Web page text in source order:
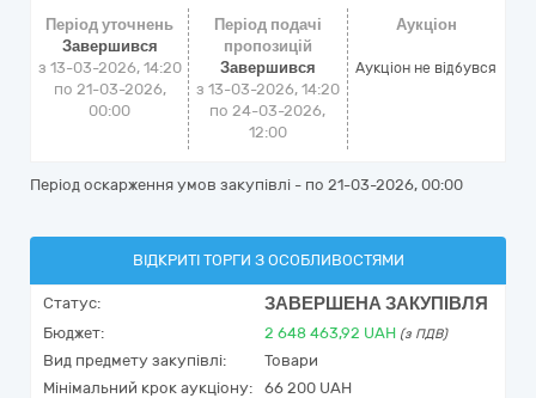
Період уточнень
Завершився
з 13-03-2026, 14:20
по 21-03-2026,
00:00
Період подачі
пропозицій
Завершився
з 13-03-2026, 14:20
по 24-03-2026,
12:00
Аукціон
Аукціон не відбувся
Період оскарження умов закупівлі - по 21-03-2026, 00:00
ВІДКРИТІ ТОРГИ З ОСОБЛИВОСТЯМИ
Статус: ЗАВЕРШЕНА ЗАКУПІВЛЯ
Бюджет: 2 648 463,92 UAH (з ПДВ)
Вид предмету закупівлі:
Товари
Мінімальний крок аукціону:
66 200 UAH